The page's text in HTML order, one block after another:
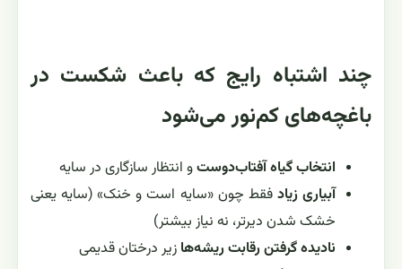
چند اشتباه رایج که باعث شکست در
باغچه‌های کم‌نور می‌شود
انتخاب گیاه آفتاب‌دوستو انتظار سازگاری در سایه
آبیاری زیاد فقط چون «سایه است و خنک» (سایه یعنی
خشک شدن دیرتر، نه نیاز بیشتر)
نادیده گرفتن رقابت ریشه‌ها زیر درختان قدیمی